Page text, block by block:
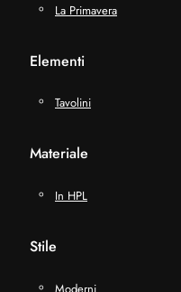
La Primavera
Elementi
Tavolini
Materiale
In HPL
Stile
Moderni